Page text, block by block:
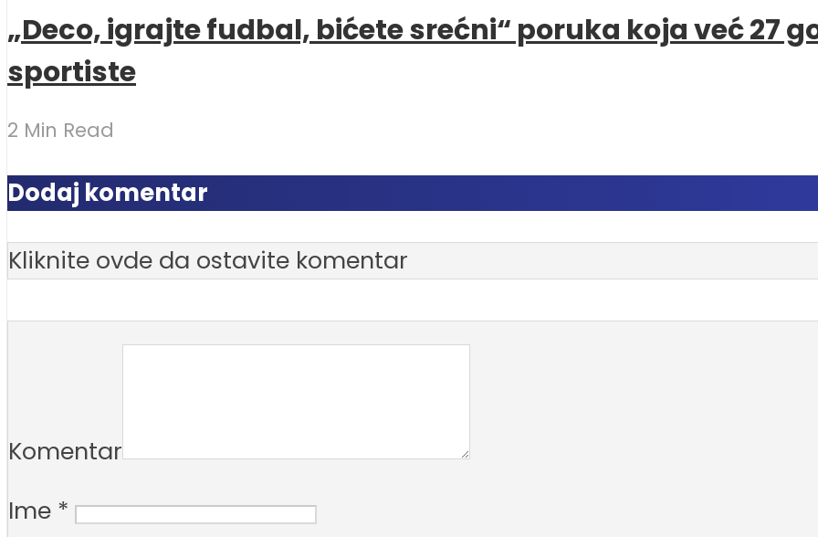
„Deco, igrajte fudbal, bićete srećni“ poruka koja već 27
sportiste
2 Min Read
Dodaj komentar
Kliknite ovde da ostavite komentar
Komentar
Ime *